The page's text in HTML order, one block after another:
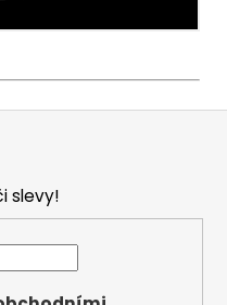
slevy!